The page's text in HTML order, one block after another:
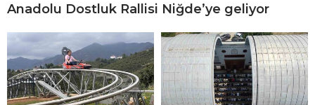
Anadolu Dostluk Rallisi Niğde’ye geliyor